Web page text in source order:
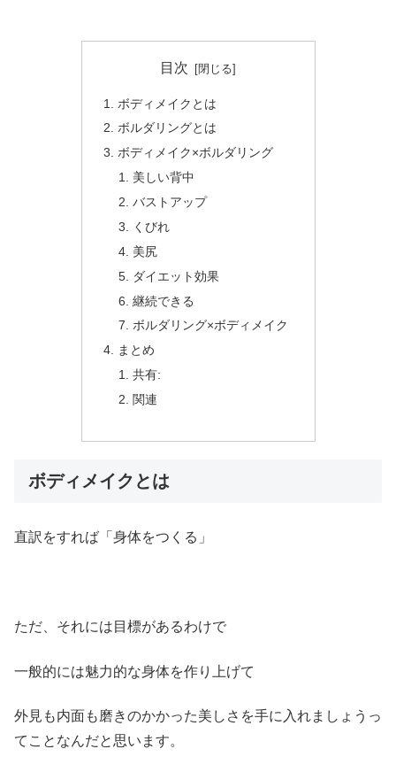
目次
ボディメイクとは
ボルダリングとは
ボディメイク×ボルダリング
美しい背中
バストアップ
くびれ
美尻
ダイエット効果
継続できる
ボルダリング×ボディメイク
まとめ
共有:
関連
ボディメイクとは
直訳をすれば「身体をつくる」
ただ、それには目標があるわけで
一般的には魅力的な身体を作り上げて
外見も内面も磨きのかかった美しさを手に入れましょうっ
てことなんだと思います。